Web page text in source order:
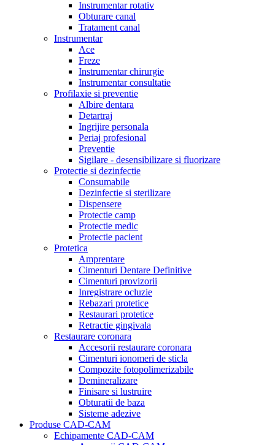
Instrumentar rotativ
Obturare canal
Tratament canal
Instrumentar
Ace
Freze
Instrumentar chirurgie
Instrumentar consultatie
Profilaxie si preventie
Albire dentara
Detartraj
Ingrijire personala
Periaj profesional
Preventie
Sigilare - desensibilizare si fluorizare
Protectie si dezinfectie
Consumabile
Dezinfectie si sterilizare
Dispensere
Protectie camp
Protectie medic
Protectie pacient
Protetica
Amprentare
Cimenturi Dentare Definitive
Cimenturi provizorii
Inregistrare ocluzie
Rebazari protetice
Restaurari protetice
Retractie gingivala
Restaurare coronara
Accesorii restaurare coronara
Cimenturi ionomeri de sticla
Compozite fotopolimerizabile
Demineralizare
Finisare si lustruire
Obturatii de baza
Sisteme adezive
Produse CAD-CAM
Echipamente CAD-CAM